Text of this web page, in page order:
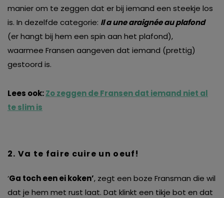
manier om te zeggen dat er bij iemand een steekje los
is. In dezelfde categorie: Il a une araignée au plafond
(er hangt bij hem een spin aan het plafond),
waarmee Fransen aangeven dat iemand (prettig)
gestoord is.
Lees ook:Zo zeggen de Fransen dat iemand niet al
te slim is
2. Va te faire cuire un oeuf!
‘Ga toch een ei koken’, zegt een boze Fransman die wil
dat je hem met rust laat. Dat klinkt een tikje bot en dat